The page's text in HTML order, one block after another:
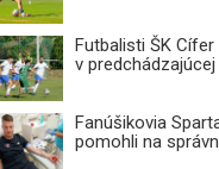
Futbalisti ŠK
v
Fanúšikovia
pomohli na